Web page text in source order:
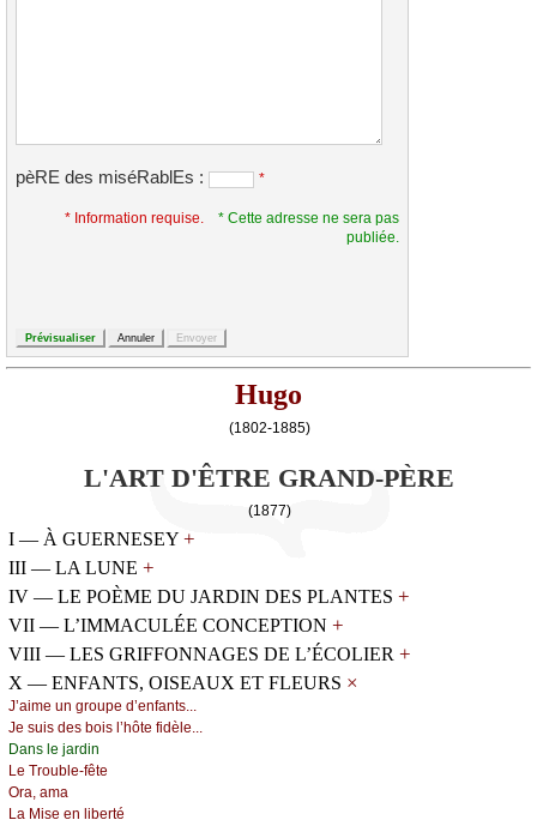
pèRE des miséRablEs : *
* Information requise.
* Cette adresse ne sera pas
publiée.
Hugo
(1802-1885)
L'ART D'ÊTRE GRAND-PÈRE
(1877)
I — À GUERNESEY +
III — LA LUNE +
IV — LE POÈME DU JARDIN DES PLANTES +
VII — L’IMMACULÉE CONCEPTION +
VIII — LES GRIFFONNAGES DE L’ÉCOLIER +
X — ENFANTS, OISEAUX ET FLEURS ×
J’аimе un grоupе d’еnfаnts...
Jе suis dеs bоis l’hôtе fidèlе...
Dаns lе јаrdin
Lе Τrоublе-fêtе
Οrа, аmа
Lа Μisе еn libеrté